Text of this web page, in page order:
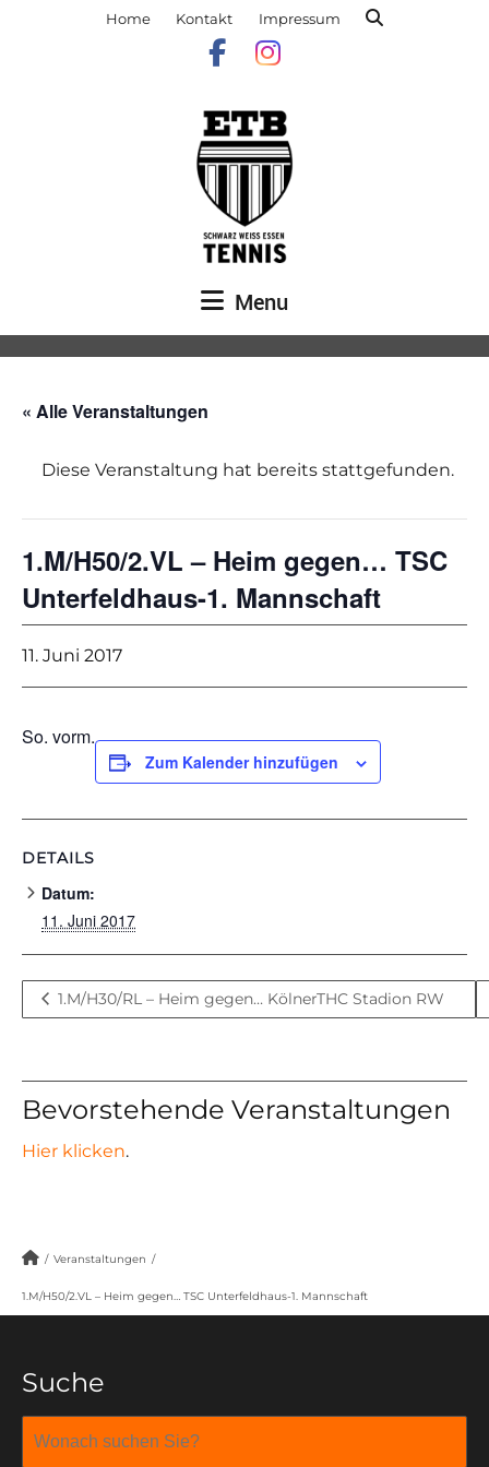
Home Kontakt Impressum
Menu
« Alle Veranstaltungen
Diese Veranstaltung hat bereits stattgefunden.
1.M/H50/2.VL – Heim gegen… TSC
Unterfeldhaus-1. Mannschaft
11. Juni 2017
So. vorm.
Zum Kalender hinzufügen
DETAILS
Datum:
11. Juni 2017
1.M/H30/RL – Heim gegen… KölnerTHC Stadion RW
Bevorstehende Veranstaltungen
Hier klicken.
/ Veranstaltungen /
1.M/H50/2.VL – Heim gegen… TSC Unterfeldhaus-1. Mannschaft
Suche